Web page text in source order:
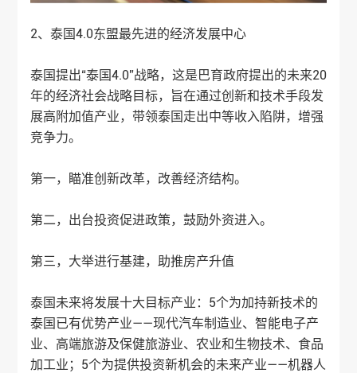
2、泰国4.0东盟最先进的经济发展中心
泰国提出“泰国4.0”战略，这是巴育政府提出的未来20
年的经济社会战略目标，旨在通过创新和技术手段发
展高附加值产业，带领泰国走出中等收入陷阱，增强
竞争力。
第一，瞄准创新改革，改善经济结构。
第二，出台投资促进政策，鼓励外资进入。
第三，大举进行基建，助推房产升值
泰国未来将发展十大目标产业：5个为加持新技术的
泰国已有优势产业——现代汽车制造业、智能电子产
业、高端旅游及保健旅游业、农业和生物技术、食品
加工业；5个为提供投资新机会的未来产业——机器人